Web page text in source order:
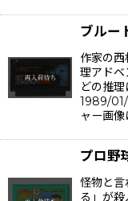
ブルー
作家の
理アドベ
どの推
1989/01/
ャー画
プロ野
怪物と言
る」が